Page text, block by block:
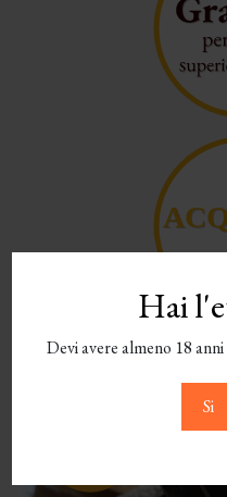
Hai
Devi avere almeno 18
Si